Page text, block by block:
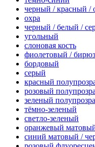
черный / красный /
охра
черный / белый /
угольный
слоновая кость
фиолетовый /
бордовый
серый
красный
розовый
зеленый
тёмно-зеленый
светло-зеленый
оранжевый
синий матовый /